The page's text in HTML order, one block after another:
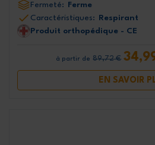
Fermeté:
Ferme
Caractéristiques:
Respirant
Produit orthopédique - CE
à partir de 89,72 €
EN SAVOIR